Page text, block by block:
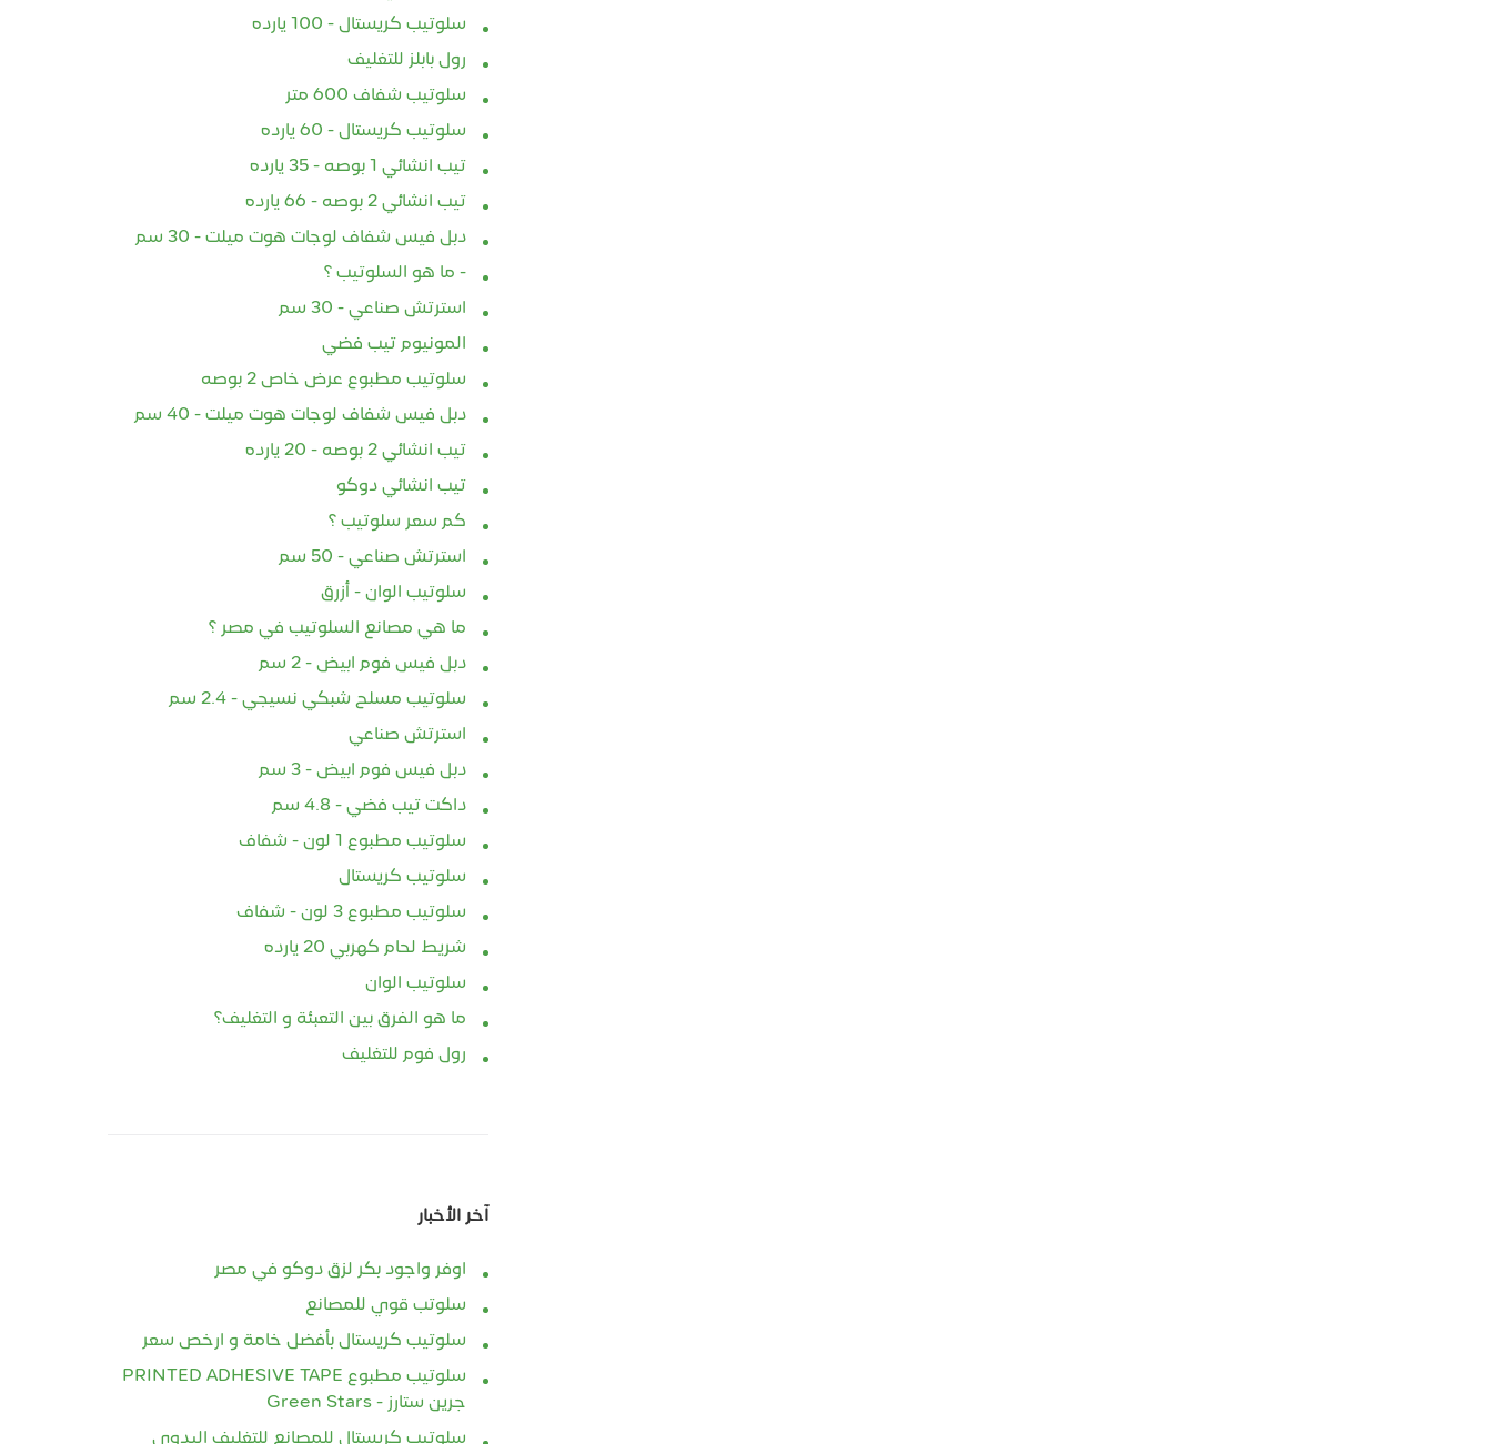
سلوتيب كريستال - 100 يارده
رول بابلز للتغليف
سلوتيب شفاف 600 متر
سلوتيب كريستال - 60 يارده
تيب انشائي 1 بوصه - 35 يارده
تيب انشائي 2 بوصه - 66 يارده
دبل فيس شفاف لوجات هوت ميلت - 30 سم
- ما هو السلوتيب ؟
استرتش صناعي - 30 سم
المونيوم تيب فضي
سلوتيب مطبوع عرض خاص 2 بوصه
دبل فيس شفاف لوجات هوت ميلت - 40 سم
تيب انشائي 2 بوصه - 20 يارده
تيب انشائي دوكو
كم سعر سلوتيب ؟
استرتش صناعي - 50 سم
سلوتيب الوان - أزرق
ما هي مصانع السلوتيب في مصر ؟
دبل فيس فوم ابيض - 2 سم
سلوتيب مسلح شبكي نسيجي - 2.4 سم
استرتش صناعي
دبل فيس فوم ابيض - 3 سم
داكت تيب فضي - 4.8 سم
سلوتيب مطبوع 1 لون - شفاف
سلوتيب كريستال
سلوتيب مطبوع 3 لون - شفاف
شريط لحام كهربي 20 يارده
سلوتيب الوان
ما هو الفرق بين التعبئة و التغليف؟
رول فوم للتغليف
آخر الأخبار
اوفر واجود بكر لزق دوكو في مصر
سلوتب قوي للمصانع
سلوتيب كريستال بأفضل خامة و ارخص سعر
سلوتيب مطبوع PRINTED ADHESIVE TAPE
جرين ستارز - Green Stars
سلوتيب كريستال للمصانع للتغليف اليدوي